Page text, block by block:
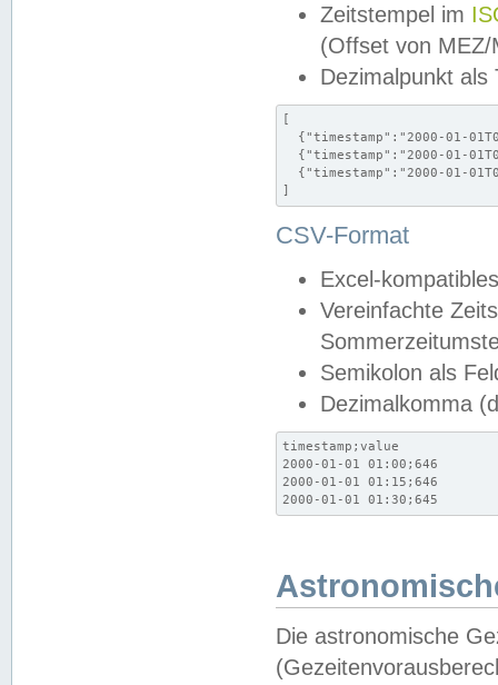
Zeitstempel im
(Offset von MEZ/
Dezimalpunkt als
[
{"timestamp":"2000-01-
{"timestamp":"2000-01-
{"timestamp":"2000-01-
]
CSV-Format
Excel-
Vereinfachte
Semikolon als
Dezimalkomma
timestamp;value
2000-01-01 01:00;646
2000-01-01 01:15;646
2000-01-01 01:30;645
Die astronomische